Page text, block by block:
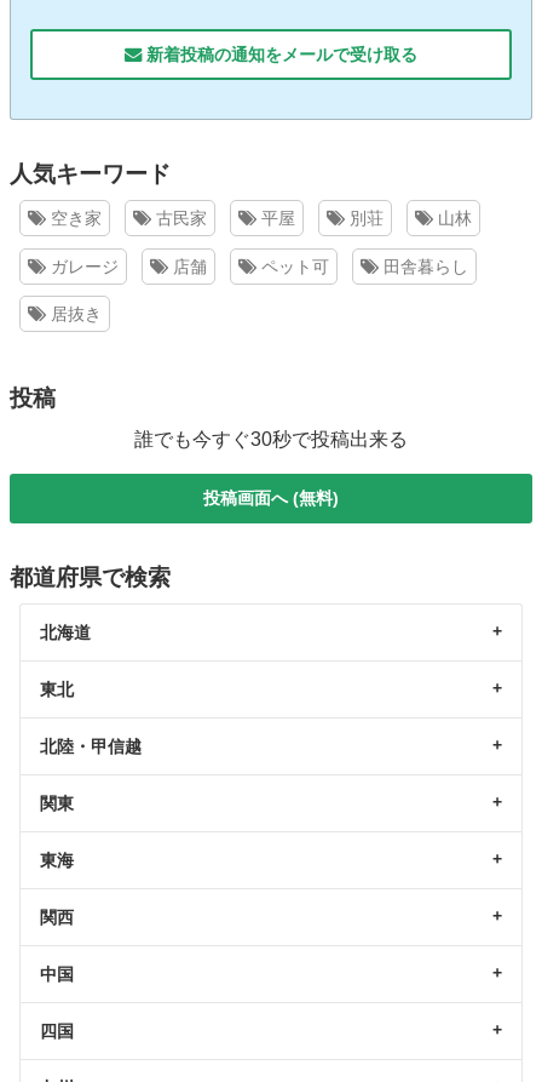
新着投稿の通知をメールで受け取る
人気キーワード
空き家 古民家 平屋 別荘 山林
ガレージ 店舗 ペット可 田舎暮らし
居抜き
投稿
誰でも今すぐ30秒で投稿出来る
投稿画面へ (無料)
都道府県で検索
北海道
東北
北陸・甲信越
関東
東海
関西
中国
四国